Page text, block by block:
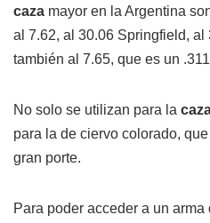
caza mayor en la Argentina
al 7.62, al 30.06 Springfield,
también al 7.65, que es un
No solo se utilizan para la
para la de ciervo colorado,
gran porte.
Para poder acceder a un